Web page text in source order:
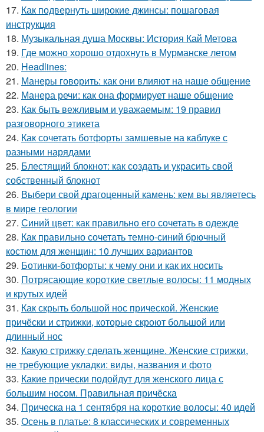
17. Как подвернуть широкие джинсы: пошаговая
инструкция
18. Музыкальная душа Москвы: История Кай Метова
19. Где можно хорошо отдохнуть в Мурманске летом
20. Headlines:
21. Манеры говорить: как они влияют на наше общение
22. Манера речи: как она формирует наше общение
23. Как быть вежливым и уважаемым: 19 правил
разговорного этикета
24. Как сочетать ботфорты замшевые на каблуке с
разными нарядами
25. Блестящий блокнот: как создать и украсить свой
собственный блокнот
26. Выбери свой драгоценный камень: кем вы являетесь
в мире геологии
27. Синий цвет: как правильно его сочетать в одежде
28. Как правильно сочетать темно-синий брючный
костюм для женщин: 10 лучших вариантов
29. Ботинки-ботфорты: к чему они и как их носить
30. Потрясающие короткие светлые волосы: 11 модных
и крутых идей
31. Как скрыть большой нос прической. Женские
причёски и стрижки, которые скроют большой или
длинный нос
32. Какую стрижку сделать женщине. Женские стрижки,
не требующие укладки: виды, названия и фото
33. Какие прически подойдут для женского лица с
большим носом. Правильная причёска
34. Прическа на 1 сентября на короткие волосы: 40 идей
35. Осень в платье: 8 классических и современных